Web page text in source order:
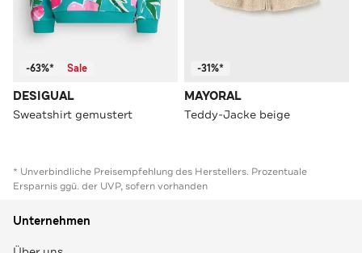
-63%* Sale
DESIGUAL
Sweatshirt gemustert
-31%*
MAYORAL
Teddy-Jacke beige
* Unverbindliche Preisempfehlung des Herstellers. Prozentuale
Ersparnis ggü. der UVP, sofern vorhanden
Unternehmen